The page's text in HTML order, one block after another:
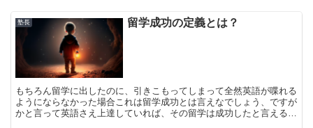
塾長 留学成功の定義とは？
もちろん留学に出したのに、引きこもってしまって全然英語が喋れる
ようにならなかった場合これは留学成功とは言えなでしょう、ですが
かと言って英語さえ上達していれば、その留学は成功したと言えるで